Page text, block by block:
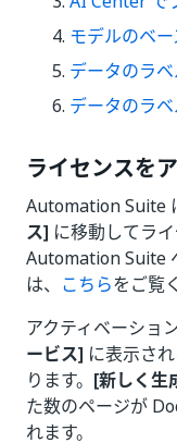
モデルのベ
データのラ
データのラ
ライセンスを
Automation Suite
ス] に移動してラ
Automation Suite
は、 こちらをご覧
アクティベーショ
ービス] に表示さ
ります。 [新しく生
た数のページが
れます。